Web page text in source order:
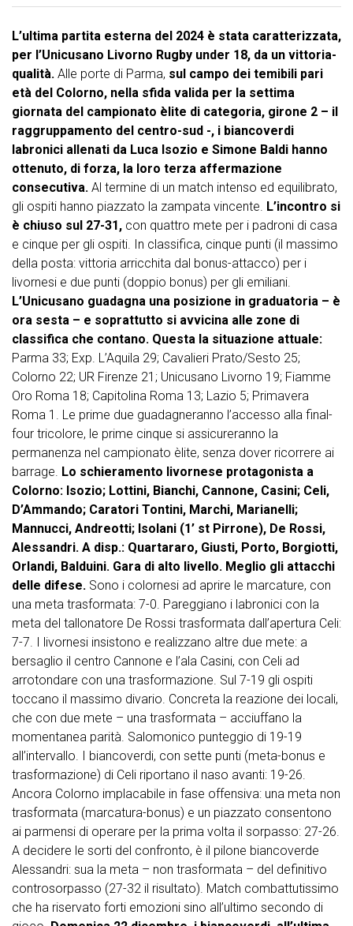
L’ultima partita esterna del 2024 è stata caratterizzata,
per l’Unicusano Livorno Rugby under 18, da un vittoria-
qualità. Alle porte di Parma, sul campo dei temibili pari
età del Colorno, nella sfida valida per la settima
giornata del campionato èlite di categoria, girone 2 – il
raggruppamento del centro-sud -, i biancoverdi
labronici allenati da Luca Isozio e Simone Baldi hanno
ottenuto, di forza, la loro terza affermazione
consecutiva. Al termine di un match intenso ed equilibrato,
gli ospiti hanno piazzato la zampata vincente. L’incontro si
è chiuso sul 27-31, con quattro mete per i padroni di casa
e cinque per gli ospiti. In classifica, cinque punti (il massimo
della posta: vittoria arricchita dal bonus-attacco) per i
livornesi e due punti (doppio bonus) per gli emiliani.
L’Unicusano guadagna una posizione in graduatoria – è
ora sesta – e soprattutto si avvicina alle zone di
classifica che contano. Questa la situazione attuale:
Parma 33; Exp. L’Aquila 29; Cavalieri Prato/Sesto 25;
Colorno 22; UR Firenze 21; Unicusano Livorno 19; Fiamme
Oro Roma 18; Capitolina Roma 13; Lazio 5; Primavera
Roma 1. Le prime due guadagneranno l’accesso alla final-
four tricolore, le prime cinque si assicureranno la
permanenza nel campionato èlite, senza dover ricorrere ai
barrage. Lo schieramento livornese protagonista a
Colorno: Isozio; Lottini, Bianchi, Cannone, Casini; Celi,
D’Ammando; Caratori Tontini, Marchi, Marianelli;
Mannucci, Andreotti; Isolani (1’ st Pirrone), De Rossi,
Alessandri. A disp.: Quartararo, Giusti, Porto, Borgiotti,
Orlandi, Balduini. Gara di alto livello. Meglio gli attacchi
delle difese. Sono i colornesi ad aprire le marcature, con
una meta trasformata: 7-0. Pareggiano i labronici con la
meta del tallonatore De Rossi trasformata dall’apertura Celi:
7-7. I livornesi insistono e realizzano altre due mete: a
bersaglio il centro Cannone e l’ala Casini, con Celi ad
arrotondare con una trasformazione. Sul 7-19 gli ospiti
toccano il massimo divario. Concreta la reazione dei locali,
che con due mete – una trasformata – acciuffano la
momentanea parità. Salomonico punteggio di 19-19
all’intervallo. I biancoverdi, con sette punti (meta-bonus e
trasformazione) di Celi riportano il naso avanti: 19-26.
Ancora Colorno implacabile in fase offensiva: una meta non
trasformata (marcatura-bonus) e un piazzato consentono
ai parmensi di operare per la prima volta il sorpasso: 27-26.
A decidere le sorti del confronto, è il pilone biancoverde
Alessandri: sua la meta – non trasformata – del definitivo
controsorpasso (27-32 il risultato). Match combattutissimo
che ha riservato forti emozioni sino all’ultimo secondo di